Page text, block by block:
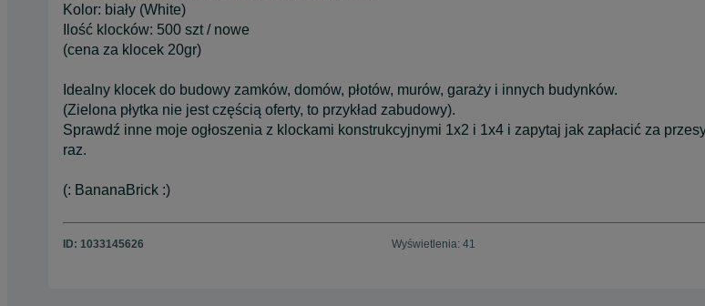
Kolor: biały (White)
Ilość klocków: 500 szt / nowe
(cena za klocek 20gr)
Idealny klocek do budowy zamków, domów, płotów, murów, garaży i innych budynków.
(Zielona płytka nie jest częścią oferty, to przykład zabudowy).
Sprawdź inne moje ogłoszenia z klockami konstrukcyjnymi 1x2 i 1x4 i zapytaj jak zapłacić za
raz.
(: BananaBrick :)
ID: 1033145626 Wyświetlenia: 41